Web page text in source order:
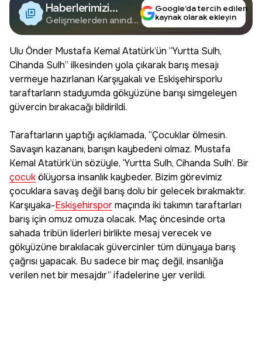
Haberlerimizi
Google'da Takip
Edin
Gelişmelerden anında
Google’da tercih edilen
kaynak olarak ekleyin
Ulu Önder Mustafa Kemal Atatürk’ün “Yurtta Sulh,
Cihanda Sulh” ilkesinden yola çıkarak barış mesajı
vermeye hazırlanan Karşıyakalı ve Eskişehirsporlu
taraftarların stadyumda gökyüzüne barışı simgeleyen
güvercin bırakacağı bildirildi.
Taraftarların yaptığı açıklamada, “Çocuklar ölmesin.
Savaşın kazananı, barışın kaybedeni olmaz. Mustafa
Kemal Atatürk’ün sözüyle, ‘Yurtta Sulh, Cihanda Sulh’. Bir
çocukölüyorsa insanlık kaybeder. Bizim görevimiz
çocuklara savaş değil barış dolu bir gelecek bırakmaktır.
Karşıyaka-Eskişehirspormaçında iki takımın taraftarları
barış için omuz omuza olacak. Maç öncesinde orta
sahada tribün liderleri birlikte mesaj verecek ve
gökyüzüne bırakılacak güvercinler tüm dünyaya barış
çağrısı yapacak. Bu sadece bir maç değil, insanlığa
verilen net bir mesajdır” ifadelerine yer verildi.